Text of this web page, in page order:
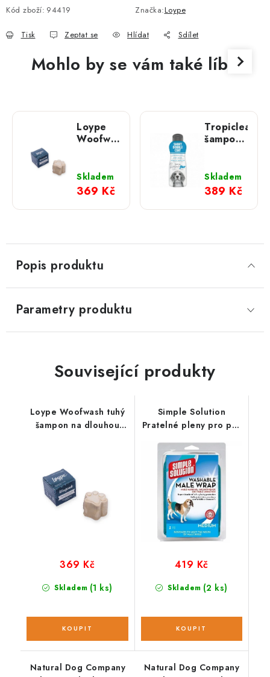
Kód zboží: 94419 Značka:Loype
Tisk Zeptat se Hlídat Sdílet
Mohlo by se vám také líbit
Loype
Woofwash
na
dlouhou
srst
Skladem
369 Kč
Tropiclean
šampon;
srst s
podsadou
pro psy
473 ml
Skladem
389 Kč
Popis produktu
Parametry produktu
Související produkty
Loype Woofwash tuhý
šampon na dlouhou
Skladem (1 ks)
369 Kč
Simple Solution
Pratelné pleny pro psy
Skladem (2 ks)
419 Kč
Natural Dog Company
Natural Dog Company